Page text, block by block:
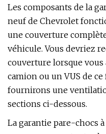
Les composants de la
neuf de Chevrolet
une couverture
véhicule. Vous devriez
couverture lorsque
camion ou un VUS de
fournirons une
sections ci-dessous.
La garantie pare-chocs